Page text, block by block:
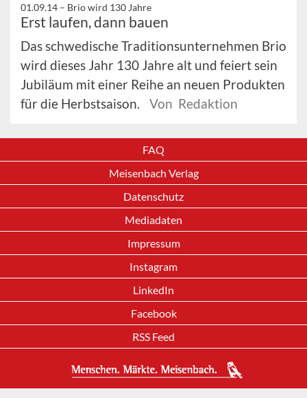
01.09.14 – Brio wird 130 Jahre
Erst laufen, dann bauen
Das schwedische Traditionsunternehmen Brio
wird dieses Jahr 130 Jahre alt und feiert sein
Jubiläum mit einer Reihe an neuen Produkten
für die Herbstsaison.
Von Redaktion
FAQ
Meisenbach Verlag
Datenschutz
Mediadaten
Impressum
Instagram
LinkedIn
Facebook
RSS Feed